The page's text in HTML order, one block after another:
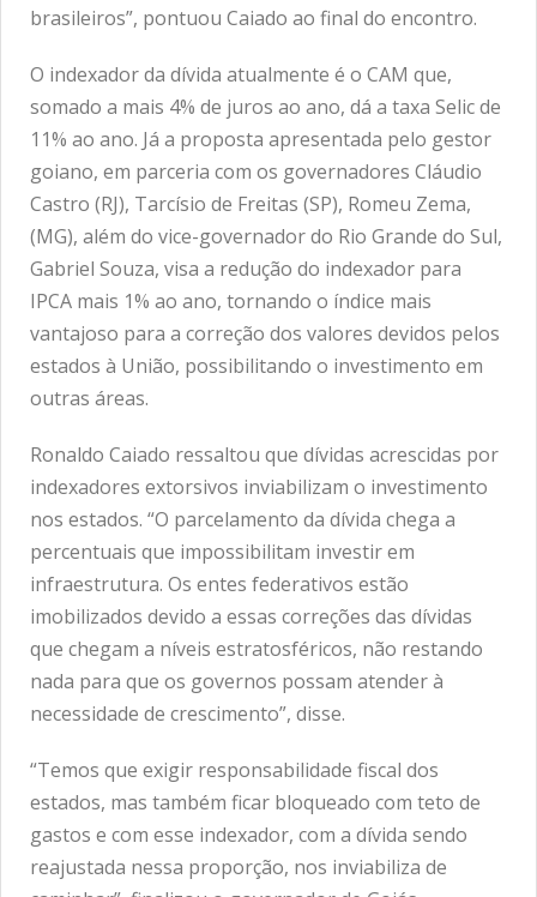
brasileiros”, pontuou Caiado ao final do encontro.
O indexador da dívida atualmente é o CAM que,
somado a mais 4% de juros ao ano, dá a taxa Selic de
11% ao ano. Já a proposta apresentada pelo gestor
goiano, em parceria com os governadores Cláudio
Castro (RJ), Tarcísio de Freitas (SP), Romeu Zema,
(MG), além do vice-governador do Rio Grande do Sul,
Gabriel Souza, visa a redução do indexador para
IPCA mais 1% ao ano, tornando o índice mais
vantajoso para a correção dos valores devidos pelos
estados à União, possibilitando o investimento em
outras áreas.
Ronaldo Caiado ressaltou que dívidas acrescidas por
indexadores extorsivos inviabilizam o investimento
nos estados. “O parcelamento da dívida chega a
percentuais que impossibilitam investir em
infraestrutura. Os entes federativos estão
imobilizados devido a essas correções das dívidas
que chegam a níveis estratosféricos, não restando
nada para que os governos possam atender à
necessidade de crescimento”, disse.
“Temos que exigir responsabilidade fiscal dos
estados, mas também ficar bloqueado com teto de
gastos e com esse indexador, com a dívida sendo
reajustada nessa proporção, nos inviabiliza de